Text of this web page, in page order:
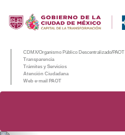
CDMX/Organismo Público Descentralizado/PAOT
Transparencia
Trámites y Servicios
Atención Ciudadana
Web e-mail PAOT